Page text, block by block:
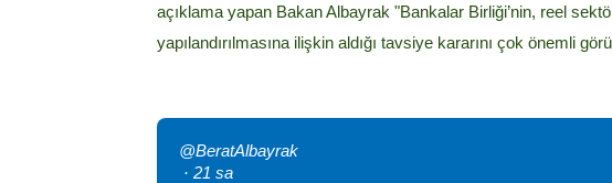
açıklama yapan Bakan Albayrak "Bankalar Birliği’nin, reel
yapılandırılmasına ilişkin aldığı tavsiye kararını çok önemli
@BeratAlbayrak
· 21 sa